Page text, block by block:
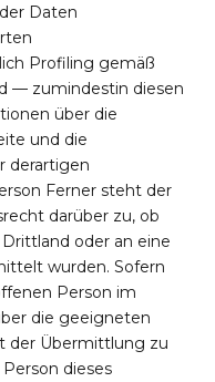
Daten
Profiling gemäß
— zumindestin diesen
über die
und die
derartigen
Ferner steht der
darüber zu, ob
oder an eine
wurden. Sofern
Person im
die geeigneten
der Übermittlung zu
dieses